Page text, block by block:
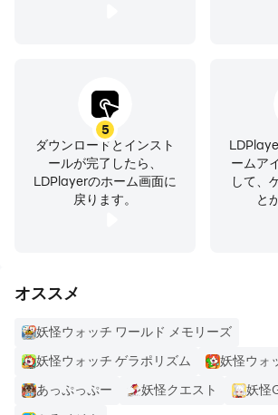
5
ダウンロードとインスト
ールが完了したら、
LDPlayerのホーム画面に
戻ります。
ームア
して、
と
オススメ
妖怪ウォッチ ワールド メモリーズ
妖怪ウォッチ ゲラポリズム
妖怪ウォ
あっぷっぷー
妖怪クエスト 妖怪